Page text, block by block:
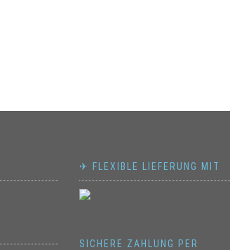
✈ FLEXIBLE LIEFERUNG MIT
SICHERE ZAHLUNG PER